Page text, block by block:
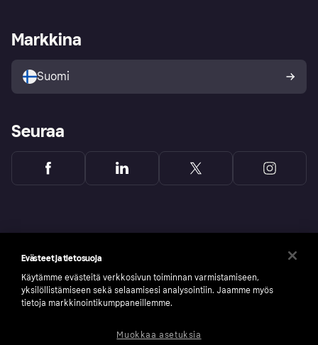
Tutustu kauppoihin
Ostajan turva
Kirjaudu sisään yrityksenä
Markkina
Suomi
Seuraa
Evästeet ja tietosuoja
Käytämme evästeitä verkkosivun toiminnan varmistamiseen,
yksilöllistämiseen sekä selaamisesi analysointiin. Jaamme myös
tietoja markkinointikumppaneillemme.
Muokkaa asetuksia